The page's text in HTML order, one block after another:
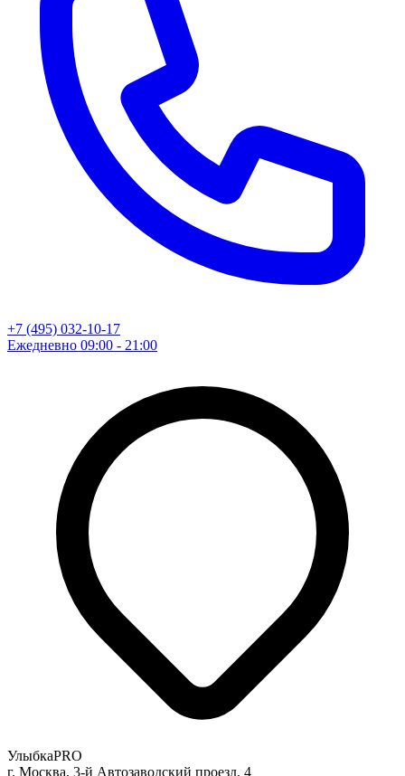
+7 (495) 032-10-17
Ежедневно 09:00 - 21:00
УлыбкаPRO
г. Москва, 3-й Автозаводский проезд, 4